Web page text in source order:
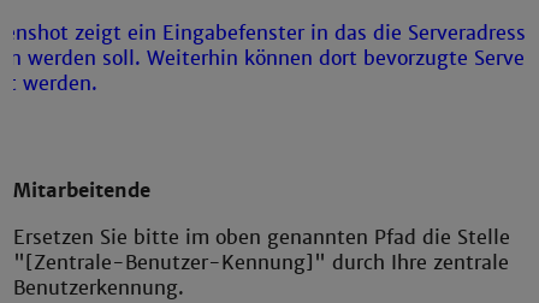
Mitarbeitende
Ersetzen Sie bitte im oben genannten Pfad die Stelle
"[Zentrale-Benutzer-Kennung]" durch Ihre zentrale
Benutzerkennung.